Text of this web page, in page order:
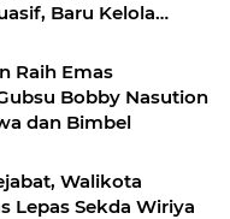
Baru Kelola
Raih Emas
Bobby Nasution
dan Bimbel
Walikota
Lepas Sekda Wiriya